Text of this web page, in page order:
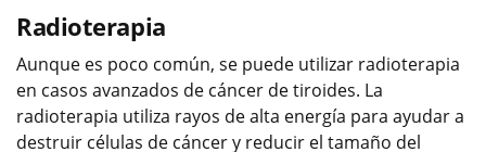
Radioterapia
Aunque es poco común, se puede utilizar radioterapia
en casos avanzados de cáncer de tiroides. La
radioterapia utiliza rayos de alta energía para ayudar a
destruir células de cáncer y reducir el tamaño del